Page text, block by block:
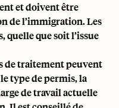
et doivent être
de l’immigration. Les
quelle que soit l’issue
de traitement peuvent
type de permis, la
de travail actuelle